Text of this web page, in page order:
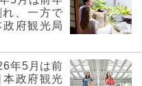
、一方で
府観光局
年5月は前
政府観光